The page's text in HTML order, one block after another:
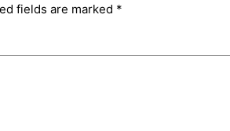
fields are marked *